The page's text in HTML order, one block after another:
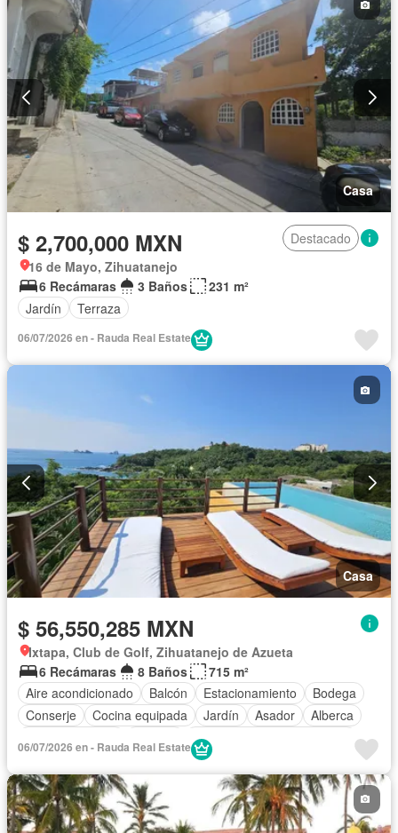
Casa
$ 2,700,000 MXN
Destacado
16 de Mayo, Zihuatanejo
6 Recámaras
3 Baños
231 m²
Jardín
Terraza
06/07/2026 en - Rauda Real Estate
Casa
$ 56,550,285 MXN
Ixtapa, Club de Golf, Zihuatanejo de Azueta
6 Recámaras
8 Baños
715 m²
Aire acondicionado
Balcón Estacionamiento
Bodega
Conserje
Cocina equipada Jardín Asador
Alberca
Completamente amueblado
06/07/2026 en - Rauda Real Estate